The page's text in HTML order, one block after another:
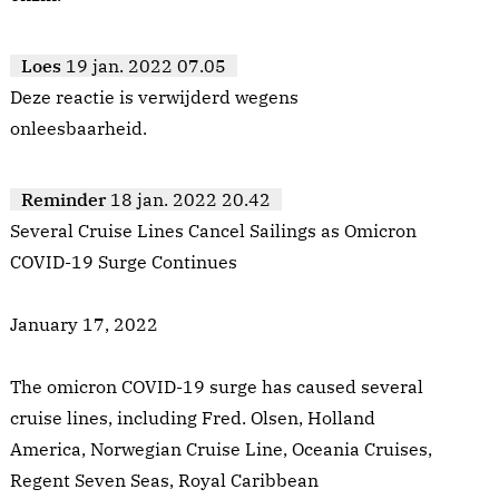
Loes 19 jan. 2022 07.05
Deze reactie is verwijderd wegens
onleesbaarheid.
Reminder 18 jan. 2022 20.42
Several Cruise Lines Cancel Sailings as Omicron
COVID-19 Surge Continues
January 17, 2022
The omicron COVID-19 surge has caused several
cruise lines, including Fred. Olsen, Holland
America, Norwegian Cruise Line, Oceania Cruises,
Regent Seven Seas, Royal Caribbean